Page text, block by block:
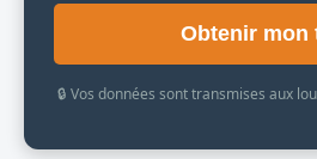
Obtenir mon
🔒 Vos données sont transmises aux